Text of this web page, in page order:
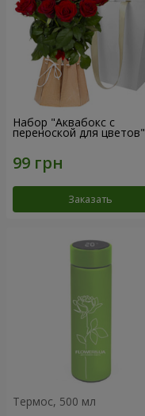
Набор "Аквабокс с
переноской для цветов"
Заказать
Термос, 500 мл